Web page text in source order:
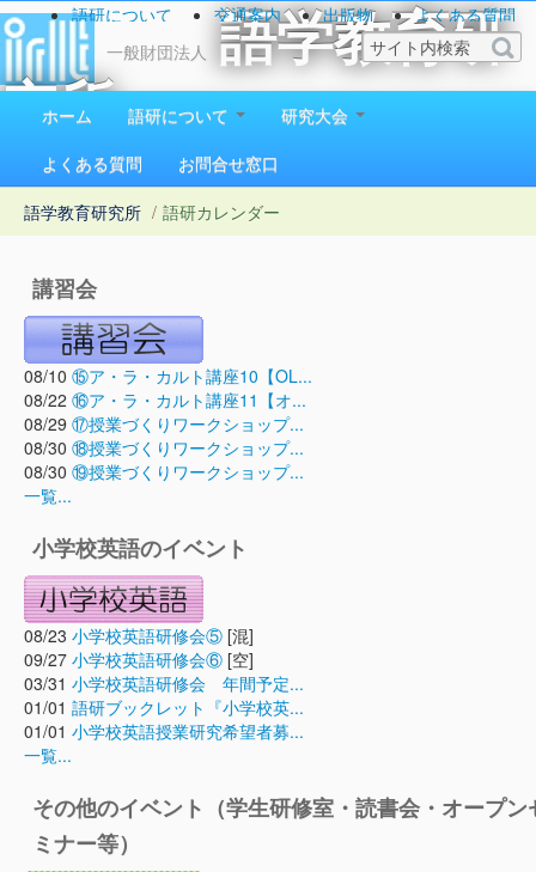
一般財団法人
語学教育研
究所
1923（大正12）年創立
語研について 交通案内 出版物
よくある質問
お問い合わせ
ホーム 語研について
研究大会
よくある質問
お問合せ窓口
語学教育研究所 / 語研カレンダー
講習会
08/10 ⑮ア・ラ・カルト講座10【OL...
08/22 ⑯ア・ラ・カルト講座11【オ...
08/29 ⑰授業づくりワークショップ...
08/30 ⑱授業づくりワークショップ...
08/30 ⑲授業づくりワークショップ...
一覧...
小学校英語のイベント
08/23 小学校英語研修会⑤ [混]
09/27 小学校英語研修会⑥ [空]
03/31 小学校英語研修会 年間予定...
01/01 語研ブックレット『小学校英...
01/01 小学校英語授業研究希望者募...
一覧...
その他のイベント（学生研修室・読書会・オープン
ミナー等）